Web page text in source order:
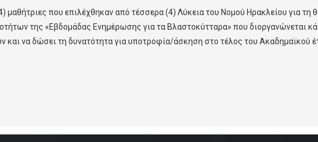
που επιλέχθηκαν από τέσσερα (4) Λύκεια του Νομού Ηρακλείου για τη
της «Εβδομάδας Ενημέρωσης για τα Βλαστοκύτταρα» που διοργανώνεται
να δώσει τη δυνατότητα για υποτροφία/άσκηση στο τέλος του Ακαδημαϊκού